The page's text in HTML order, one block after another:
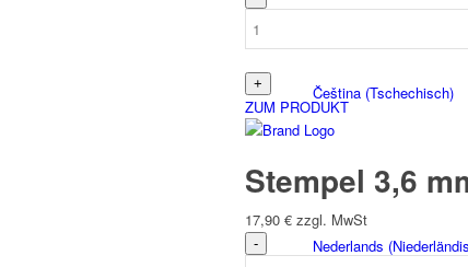
Čeština (Tschechisch)
Nederlands (
ZUM PRODUKT
Stempel 3,6
17,90 € zzgl. MwSt